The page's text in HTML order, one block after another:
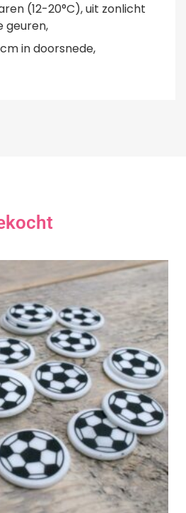
(12-20°C), uit zonlicht
geuren,
in doorsnede,